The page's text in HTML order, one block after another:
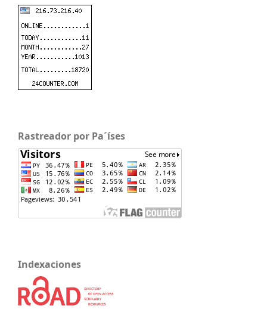
Rastreador por Pa´íses
Indexaciones